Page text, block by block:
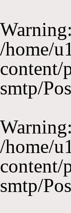
Warning
/home/
content/
smtp/
Warning
/home/
content/
smtp/